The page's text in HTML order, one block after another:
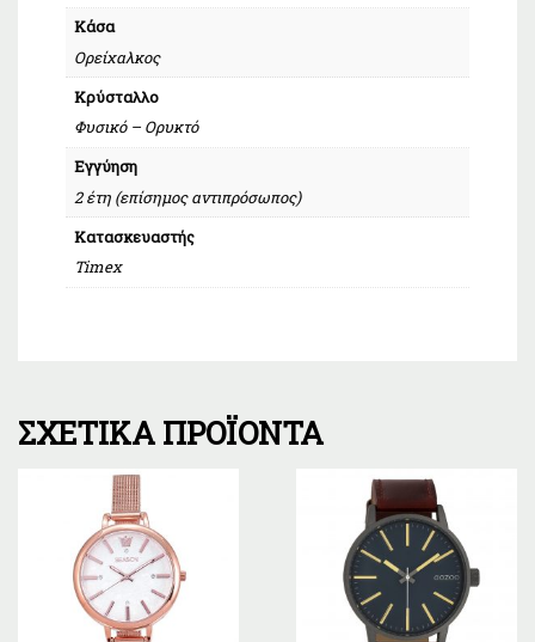
Κάσα
Ορείχαλκος
Κρύσταλλο
Φυσικό – Ορυκτό
Εγγύηση
2 έτη (επίσημος αντιπρόσωπος)
Κατασκευαστής
Timex
ΣΧΕΤΙΚΆ ΠΡΟΪΌΝΤΑ